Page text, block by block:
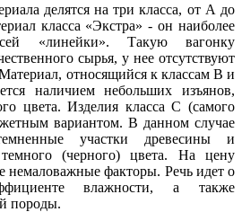
делятся на три класса, от А до
класса «Экстра» - он наиболее
«линейки». Такую вагонку
сырья, у нее отсутствуют
относящийся к классам В и
наличием небольших изъянов,
цвета. Изделия класса С (самого
вариантом. В данном случае
участки древесины и
темного (черного) цвета. На цену
немаловажные факторы. Речь идет о
влажности, а также
породы.